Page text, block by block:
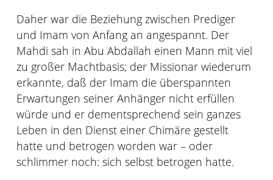
Daher war die Beziehung zwischen Prediger
und Imam von Anfang an angespannt. Der
Mahdi sah in Abu Abdallah einen Mann mit viel
zu großer Machtbasis; der Missionar wiederum
erkannte, daß der Imam die überspannten
Erwartungen seiner Anhänger nicht erfüllen
würde und er dementsprechend sein ganzes
Leben in den Dienst einer Chimäre gestellt
hatte und betrogen worden war – oder
schlimmer noch: sich selbst betrogen hatte.